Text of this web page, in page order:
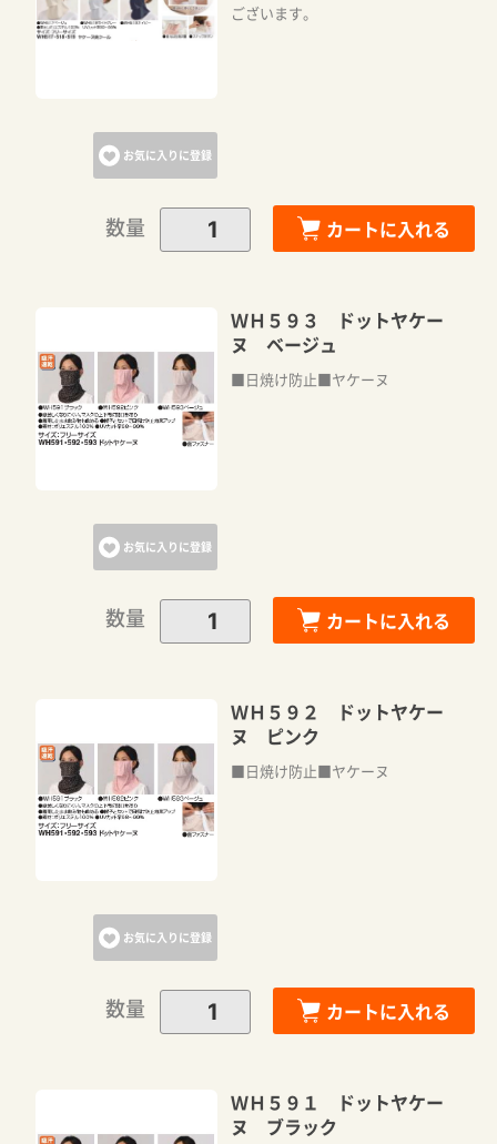
お気に入りに登録
ございます。
数量 カートに入れる
お気に入りに登録
ＷＨ５９３ ドットヤケー
ヌ ベージュ
■日焼け防止■ヤケーヌ
数量 カートに入れる
お気に入りに登録
ＷＨ５９２ ドットヤケー
ヌ ピンク
■日焼け防止■ヤケーヌ
数量 カートに入れる
ＷＨ５９１ ドットヤケー
ヌ ブラック